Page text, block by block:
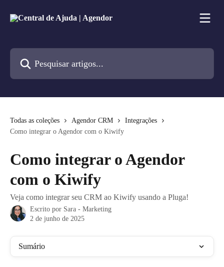
Todas as coleções Agendor CRM
Integrações
Como integrar o Agendor com o Kiwify
Como integrar o Agendor
com o Kiwify
Veja como integrar seu CRM ao Kiwify usando a Pluga!
Escrito por Sara - Marketing
2 de junho de 2025
Sumário